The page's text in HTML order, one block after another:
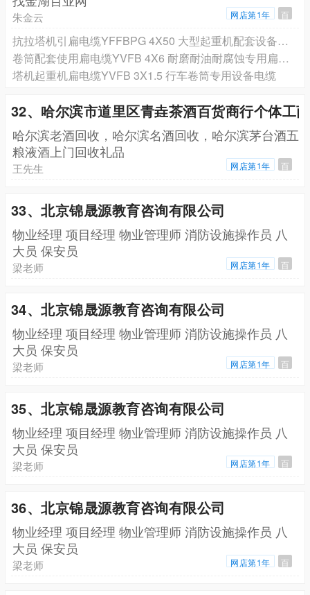
朱金云 网店第1年 百
抗拉塔机引扁电缆YFFBPG 4X50 大型起重机配套设备专用电缆 抗干扰
卷筒配套使用扁电缆YVFB 4X6 耐磨耐油耐腐蚀专用扁电缆
塔机起重机扁电缆YVFB 3X1.5 行车卷筒专用设备电缆
32、哈尔滨市道里区青垚茶酒百货商行个体工
哈尔滨老酒回收，哈尔滨名酒回收，哈尔滨茅台酒五
粮液酒上门回收礼品
王先生 网店第1年 百
33、北京锦晟源教育咨询有限公司
物业经理 项目经理 物业管理师 消防设施操作员 八
大员 保安员
梁老师 网店第1年 百
34、北京锦晟源教育咨询有限公司
物业经理 项目经理 物业管理师 消防设施操作员 八
大员 保安员
梁老师 网店第1年 百
35、北京锦晟源教育咨询有限公司
物业经理 项目经理 物业管理师 消防设施操作员 八
大员 保安员
梁老师 网店第1年 百
36、北京锦晟源教育咨询有限公司
物业经理 项目经理 物业管理师 消防设施操作员 八
大员 保安员
梁老师 网店第1年 百